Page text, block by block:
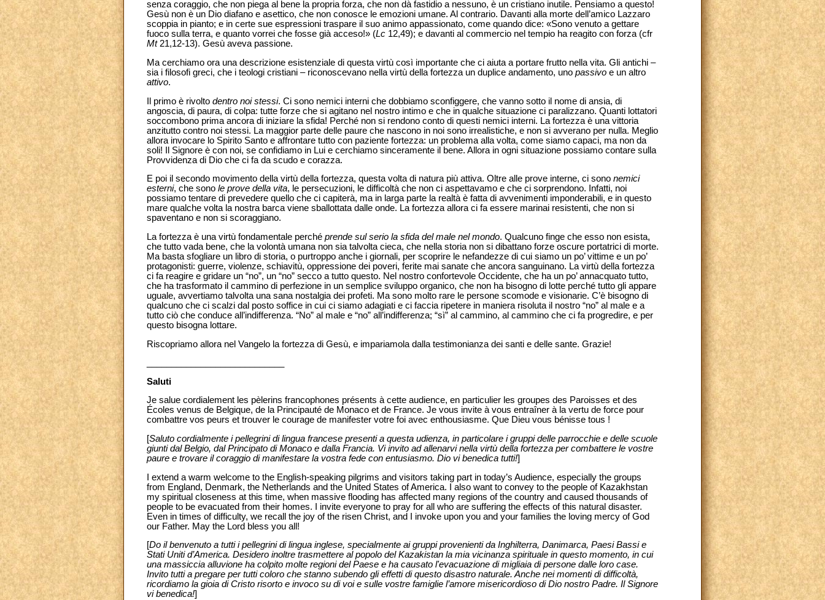
senza coraggio, che non piega al bene la propria forza, che non dà fastidio a nessuno, è un cristiano inutile. Pensiamo a questo!
Gesù non è un Dio diafano e asettico, che non conosce le emozioni umane. Al contrario. Davanti alla morte dell’amico Lazzaro
scoppia in pianto; e in certe sue espressioni traspare il suo animo appassionato, come quando dice: «Sono venuto a gettare
fuoco sulla terra, e quanto vorrei che fosse già acceso!» (Lc 12,49); e davanti al commercio nel tempio ha reagito con forza (cfr
Mt21,12-13). Gesù aveva passione.
Ma cerchiamo ora una descrizione esistenziale di questa virtù così importante che ci aiuta a portare frutto nella vita. Gli antichi –
sia i filosofi greci, che i teologi cristiani – riconoscevano nella virtù della fortezza un duplice andamento, uno passivo e un altro
attivo.
Il primo è rivolto dentro noi stessi. Ci sono nemici interni che dobbiamo sconfiggere, che vanno sotto il nome di ansia, di
angoscia, di paura, di colpa: tutte forze che si agitano nel nostro intimo e che in qualche situazione ci paralizzano. Quanti lottatori
soccombono prima ancora di iniziare la sfida! Perché non si rendono conto di questi nemici interni. La fortezza è una vittoria
anzitutto contro noi stessi. La maggior parte delle paure che nascono in noi sono irrealistiche, e non si avverano per nulla. Meglio
allora invocare lo Spirito Santo e affrontare tutto con paziente fortezza: un problema alla volta, come siamo capaci, ma non da
soli! Il Signore è con noi, se confidiamo in Lui e cerchiamo sinceramente il bene. Allora in ogni situazione possiamo contare sulla
Provvidenza di Dio che ci fa da scudo e corazza.
E poi il secondo movimento della virtù della fortezza, questa volta di natura più attiva. Oltre alle prove interne, ci sono nemici
esterni, che sono le prove della vita, le persecuzioni, le difficoltà che non ci aspettavamo e che ci sorprendono. Infatti, noi
possiamo tentare di prevedere quello che ci capiterà, ma in larga parte la realtà è fatta di avvenimenti imponderabili, e in questo
mare qualche volta la nostra barca viene sballottata dalle onde. La fortezza allora ci fa essere marinai resistenti, che non si
spaventano e non si scoraggiano.
La fortezza è una virtù fondamentale perché prende sul serio la sfida del male nel mondo. Qualcuno finge che esso non esista,
che tutto vada bene, che la volontà umana non sia talvolta cieca, che nella storia non si dibattano forze oscure portatrici di morte.
Ma basta sfogliare un libro di storia, o purtroppo anche i giornali, per scoprire le nefandezze di cui siamo un po’ vittime e un po’
protagonisti: guerre, violenze, schiavitù, oppressione dei poveri, ferite mai sanate che ancora sanguinano. La virtù della fortezza
ci fa reagire e gridare un “no”, un “no” secco a tutto questo. Nel nostro confortevole Occidente, che ha un po’ annacquato tutto,
che ha trasformato il cammino di perfezione in un semplice sviluppo organico, che non ha bisogno di lotte perché tutto gli appare
uguale, avvertiamo talvolta una sana nostalgia dei profeti. Ma sono molto rare le persone scomode e visionarie. C’è bisogno di
qualcuno che ci scalzi dal posto soffice in cui ci siamo adagiati e ci faccia ripetere in maniera risoluta il nostro “no” al male e a
tutto ciò che conduce all’indifferenza. “No” al male e “no” all’indifferenza; “sì” al cammino, al cammino che ci fa progredire, e per
questo bisogna lottare.
Riscopriamo allora nel Vangelo la fortezza di Gesù, e impariamola dalla testimonianza dei santi e delle sante. Grazie!
Saluti
Je salue cordialement les pèlerins francophones présents à cette audience, en particulier les groupes des Paroisses et des
Écoles venus de Belgique, de la Principauté de Monaco et de France. Je vous invite à vous entraîner à la vertu de force pour
combattre vos peurs et trouver le courage de manifester votre foi avec enthousiasme. Que Dieu vous bénisse tous !
[Saluto cordialmente i pellegrini di lingua francese presenti a questa udienza, in particolare i gruppi delle parrocchie e delle scuole
giunti dal Belgio, dal Principato di Monaco e dalla Francia. Vi invito ad allenarvi nella virtù della fortezza per combattere le vostre
paure e trovare il coraggio di manifestare la vostra fede con entusiasmo. Dio vi benedica tutti!]
I extend a warm welcome to the English-speaking pilgrims and visitors taking part in today’s Audience, especially the groups
from England, Denmark, the Netherlands and the United States of America. I also want to convey to the people of Kazakhstan
my spiritual closeness at this time, when massive flooding has affected many regions of the country and caused thousands of
people to be evacuated from their homes. I invite everyone to pray for all who are suffering the effects of this natural disaster.
Even in times of difficulty, we recall the joy of the risen Christ, and I invoke upon you and your families the loving mercy of God
our Father. May the Lord bless you all!
[Do il benvenuto a tutti i pellegrini di lingua inglese, specialmente ai gruppi provenienti da Inghilterra, Danimarca, Paesi Bassi e
Stati Uniti d’America. Desidero inoltre trasmettere al popolo del Kazakistan la mia vicinanza spirituale in questo momento, in cui
una massiccia alluvione ha colpito molte regioni del Paese e ha causato l'evacuazione di migliaia di persone dalle loro case.
Invito tutti a pregare per tutti coloro che stanno subendo gli effetti di questo disastro naturale. Anche nei momenti di difficoltà,
ricordiamo la gioia di Cristo risorto e invoco su di voi e sulle vostre famiglie l’amore misericordioso di Dio nostro Padre. Il Signore
vi benedica!]